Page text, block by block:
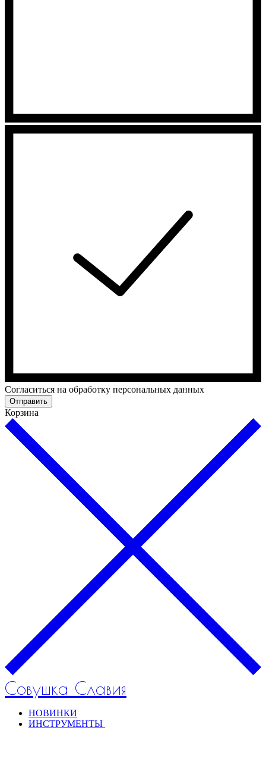
Cогласиться на обработку персональных данных
Отправить
Корзина
Совушка Славия
НОВИНКИ
ИНСТРУМЕНТЫ